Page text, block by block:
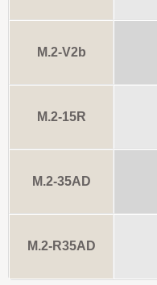
M.2-V2b
M.2-15R
M.2-35AD
M.2-R35AD